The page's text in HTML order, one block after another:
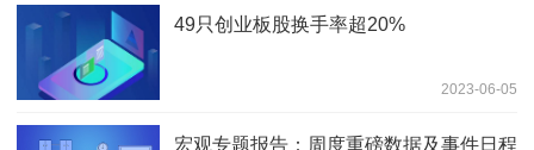
49只创业板股换手率超20%
2023-06-05
宏观专题报告：周度重磅数据及事件日程